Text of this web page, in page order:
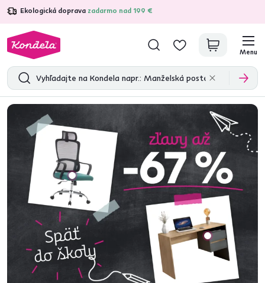
Ekologická doprava zadarmo nad 199 €
4,7 31 285overených produktových recenzií
Menu